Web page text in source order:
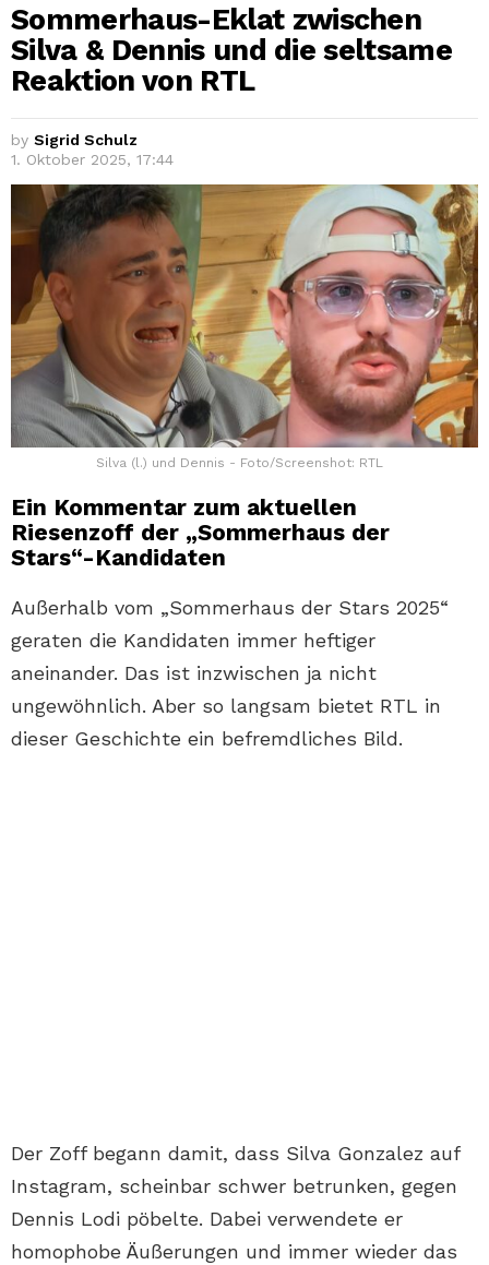
Sommerhaus-Eklat zwischen
Silva & Dennis und die seltsame
Reaktion von RTL
by Sigrid Schulz
1. Oktober 2025, 17:44
Silva (l.) und Dennis - Foto/Screenshot: RTL
Ein Kommentar zum aktuellen
Riesenzoff der „Sommerhaus der
Stars“-Kandidaten
Außerhalb vom „Sommerhaus der Stars 2025“
geraten die Kandidaten immer heftiger
aneinander. Das ist inzwischen ja nicht
ungewöhnlich. Aber so langsam bietet RTL in
dieser Geschichte ein befremdliches Bild.
Der Zoff begann damit, dass Silva Gonzalez auf
Instagram, scheinbar schwer betrunken, gegen
Dennis Lodi pöbelte. Dabei verwendete er
homophobe Äußerungen und immer wieder das